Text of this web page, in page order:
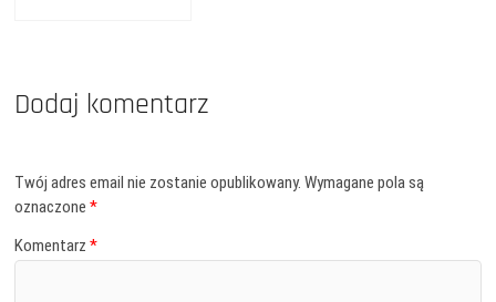
Dodaj komentarz
Twój adres email nie zostanie opublikowany. Wymagane pola są
oznaczone*
Komentarz*